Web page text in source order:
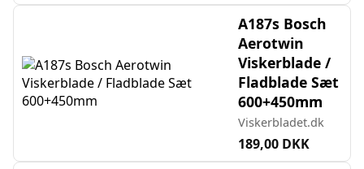
A187s Bosch
Aerotwin
Viskerblade /
Fladblade Sæt
600+450mm
Viskerbladet.dk
189,00 DKK